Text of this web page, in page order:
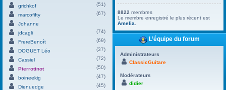
grichkof
(51)
marcofifty
(67)
Johanne
jdcagli
(74)
FrereBenoît
(69)
DOGUET Léo
(37)
Cassiel
(72)
Pierrotinot
(50)
boineekig
(47)
Dienuedge
(45)
8822 membres
Le membre enregistré le plus récent est
Amelia
L’équipe du forum
Administrateurs
ClassicGuitare
Modérateurs
didier